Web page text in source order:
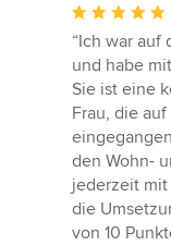
Bewertung:
5
von
5
Sternen
“Ich war auf
und habe
Sie ist eine
Frau, die
den Wohn-
jederzeit
die
von 10